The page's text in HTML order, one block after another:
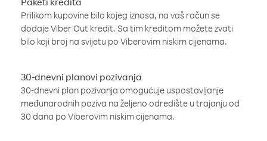
Prilikom kupovine bilo kojeg iznosa, na vaš račun se
dodaje Viber Out kredit. Sa tim kreditom možete zvati
bilo koji broj na svijetu po Viberovim niskim cijenama.
30-dnevni planovi pozivanja
30-dnevni plan pozivanja omogućuje uspostavljanje
međunarodnih poziva na željeno odredište u trajanju od
30 dana po Viberovim niskim cijenama.